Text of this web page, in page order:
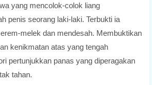
yang mencolok-colok liang
penis seorang laki-laki. Terbukti ia
melek dan mendesah. Membuktikan
kenikmatan atas yang tengah
pertunjukkan panas yang diperagakan
tahan.